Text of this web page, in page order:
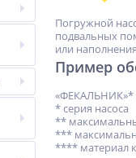
Погружной
подвальных
или
Пример
* серия насоса
**
***
**** материал